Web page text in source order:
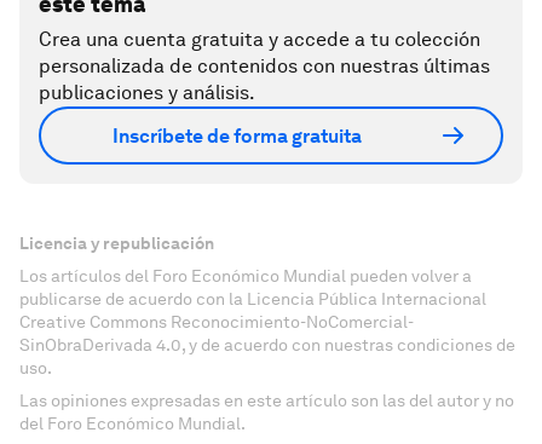
Crea una cuenta gratuita y accede a tu colección
personalizada de contenidos con nuestras últimas
publicaciones y análisis.
Inscríbete de forma gratuita
Licencia y republicación
Los artículos del Foro Económico Mundial pueden volver a
publicarse de acuerdo con la Licencia Pública Internacional
Creative Commons Reconocimiento-NoComercial-
SinObraDerivada 4.0, y de acuerdo con nuestras condiciones de
uso.
Las opiniones expresadas en este artículo son las del autor y no
del Foro Económico Mundial.